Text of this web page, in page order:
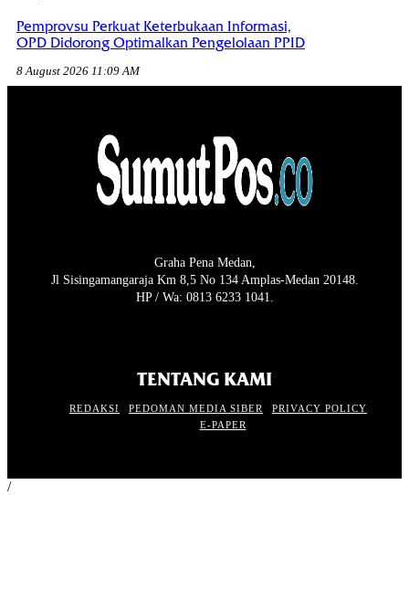
Pemprovsu Perkuat Keterbukaan Informasi,
OPD Didorong Optimalkan Pengelolaan PPID
8 August 2026 11:09 AM
Graha Pena Medan,
Jl Sisingamangaraja Km 8,5 No 134 Amplas-Medan 20148.
HP / Wa: 0813 6233 1041.
TENTANG KAMI
REDAKSI PEDOMAN MEDIA SIBER
PRIVACY POLICY
E-PAPER
/